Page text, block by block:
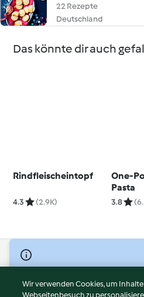
22 Rezepte
Deutschland
Das könnte dir auch
Rindfleischeintopf
4.3 (2.9K)
One-
Pasta
3.8
© Copyright 2026
Nutzungsbedingungen
Wir verwenden Cookies, um
Webseitenbesuch zu